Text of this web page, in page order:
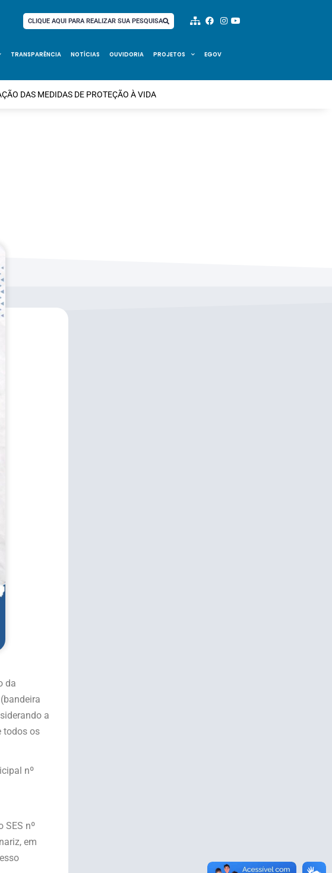
CLIQUE AQUI PARA REALIZAR SUA PESQUISA
TRANSPARÊNCIA NOTÍCIAS OUVIDORIA PROJETOS EGOV
DAS MEDIDAS DE PROTEÇÃO À VIDA
da
a
todos os
nº
SES nº
em